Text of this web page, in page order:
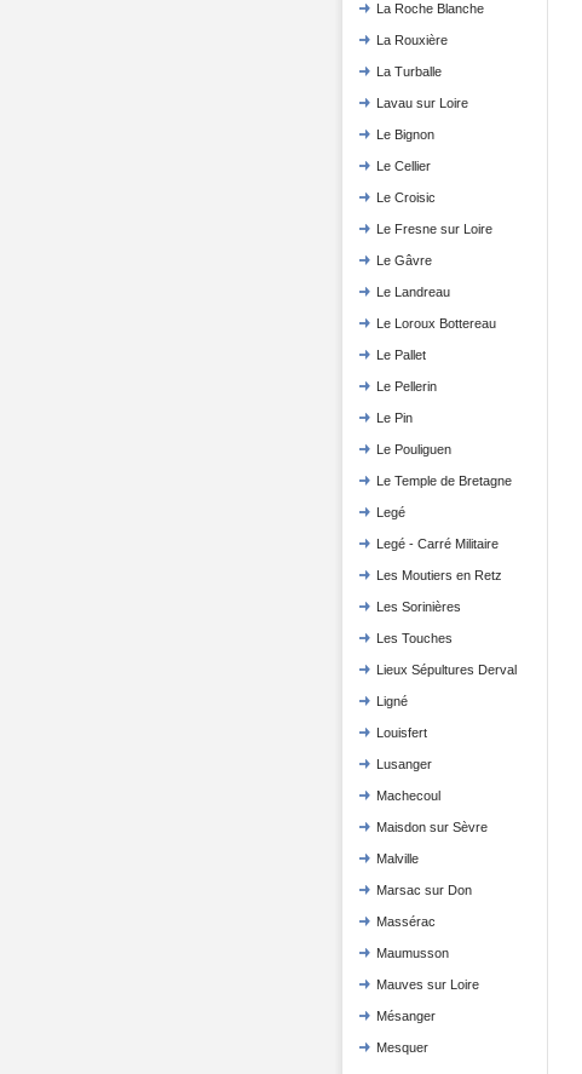
La Roche Blanche
La Rouxière
La Turballe
Lavau sur Loire
Le Bignon
Le Cellier
Le Croisic
Le Fresne sur Loire
Le Gâvre
Le Landreau
Le Loroux Bottereau
Le Pallet
Le Pellerin
Le Pin
Le Pouliguen
Le Temple de Bretagne
Legé
Legé - Carré Militaire
Les Moutiers en Retz
Les Sorinières
Les Touches
Lieux Sépultures Derval
Ligné
Louisfert
Lusanger
Machecoul
Maisdon sur Sèvre
Malville
Marsac sur Don
Massérac
Maumusson
Mauves sur Loire
Mésanger
Mesquer